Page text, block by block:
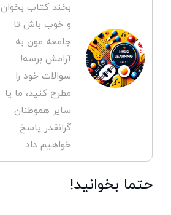
بخند کتاب بخوان
و خوب باش تا
جامعه مون به
آرامش برسه!
سوالات خود را
مطرح کنید، ما یا
سایر هموطنان
گرانقدر پاسخ
خواهیم داد.
حتما بخوانید!